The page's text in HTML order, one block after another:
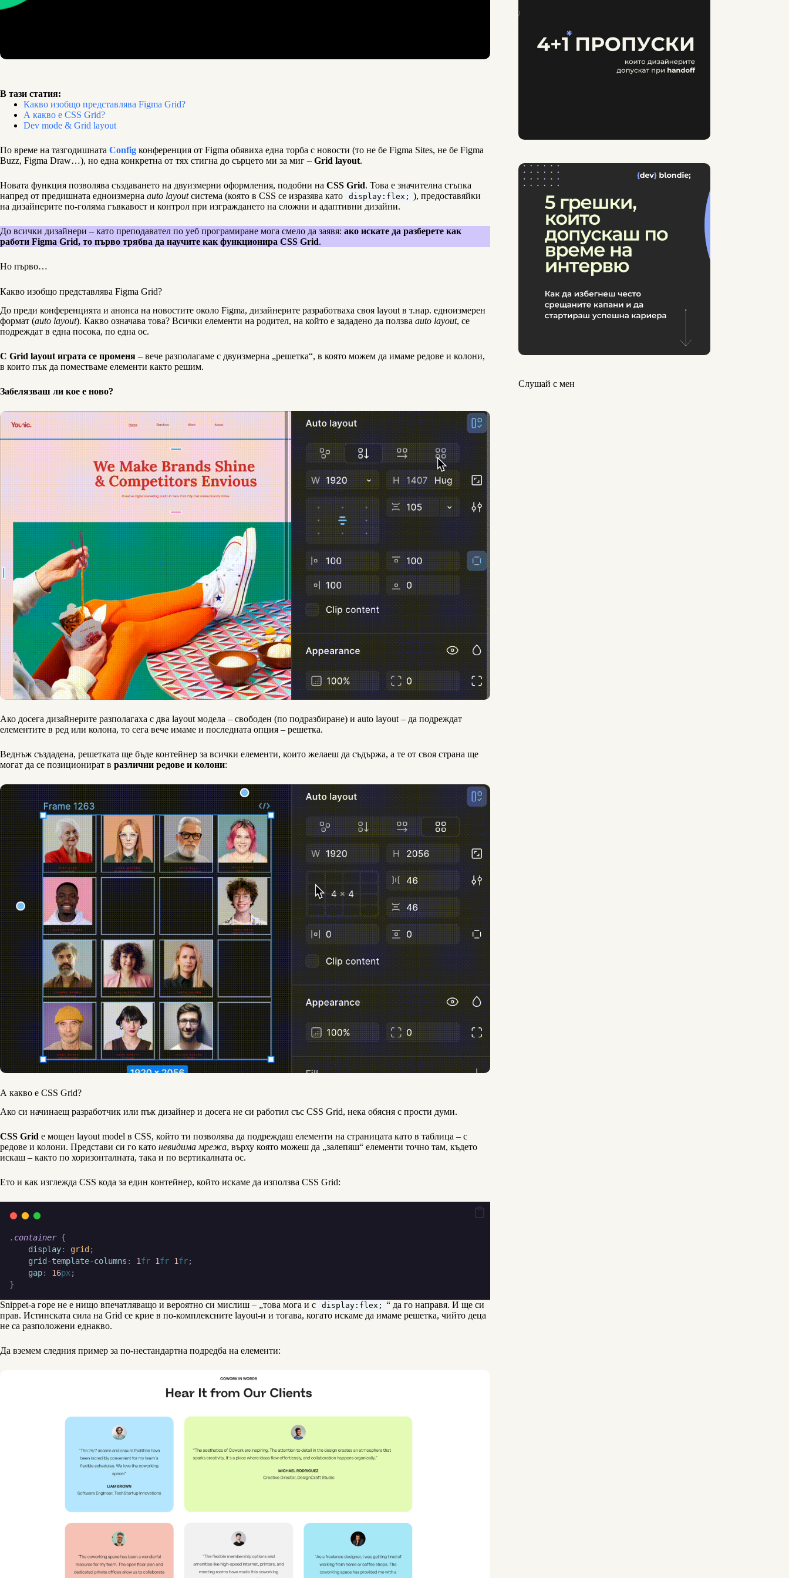
В тази статия:
Какво изобщо представлява Figma Grid?
А какво е CSS Grid?
Dev mode & Grid layout
По време на тазгодишната Config конференция от Figma обявиха една торба с новости (то не бе Figma Sites, не бе Figma
Buzz, Figma Draw…), но една конкретна от тях стигна до сърцето ми за миг – Grid layout.
Новата функция позволява създаването на двуизмерни оформления, подобни на CSS Grid. Това е значителна стъпка
напред от предишната едноизмерна auto layoutсистема (която в CSS се изразява като display:flex; ), предоставяйки
на дизайнерите по-голяма гъвкавост и контрол при изграждането на сложни и адаптивни дизайни.
До всички дизайнери – като преподавател по уеб програмиране мога смело да заявя: ако искате да разберете как
работи Figma Grid, то първо трябва да научите как функционира CSS Grid.
Но първо…
Какво изобщо представлява Figma Grid?
До преди конференцията и анонса на новостите около Figma, дизайнерите разработваха своя layout в т.нар. едноизмерен
формат (auto layout). Какво означава това? Всички елементи на родител, на който е зададено да ползва auto layout, се
подреждат в една посока, по една ос.
С Grid layout играта се променя – вече разполагаме с двуизмерна „решетка“, в която можем да имаме редове и колони,
в които пък да поместваме елементи както решим.
Забелязваш ли кое е ново?
Ако досега дизайнерите разполагаха с два layout модела – свободен (по подразбиране) и auto layout – да подреждат
елементите в ред или колона, то сега вече имаме и последната опция – решетка.
Веднъж създадена, решетката ще бъде контейнер за всички елементи, които желаеш да съдържа, а те от своя страна ще
могат да се позиционират в различни редове и колони:
А какво е CSS Grid?
Ако си начинаещ разработчик или пък дизайнер и досега не си работил със CSS Grid, нека обясня с прости думи.
CSS Grid е мощен layout model в CSS, който ти позволява да подреждаш елементи на страницата като в таблица – с
редове и колони. Представи си го като невидима мрежа, върху която можеш да „залепяш“ елементи точно там, където
искаш – както по хоризонталната, така и по вертикалната ос.
Ето и как изглежда CSS кода за един контейнер, който искаме да използва CSS Grid:
. container {
display: grid ;
grid-template-columns : 1fr 1fr 1fr;
gap: 16px;
}
Snippet-a горе не е нищо впечатляващо и вероятно си мислиш – „това мога и с display:flex; “ да го направя. И ще си
прав. Истинската сила на Grid се крие в по-комплексните layout-и и тогава, когато искаме да имаме решетка, чийто деца
не са разположени еднакво.
Да вземем следния пример за по-нестандартна подредба на елементи:
Слушай с мен